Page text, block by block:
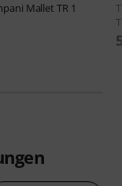
Mallet TR 1